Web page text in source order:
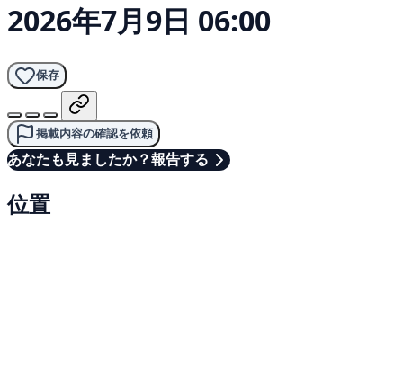
2026年7月9日 06:00
保存
掲載内容の確認を依頼
あなたも見ましたか？報告する
位置